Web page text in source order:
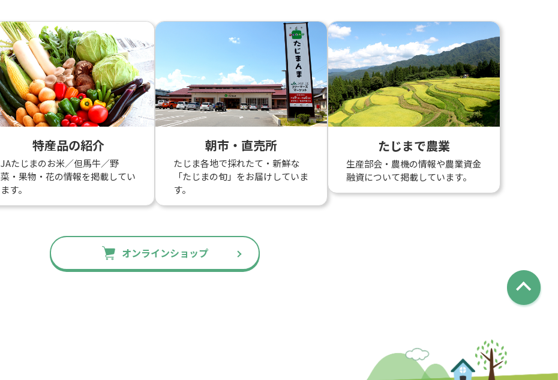
特産品の紹介
JAたじまのお米／但馬牛／野
菜・果物・花の情報を掲載してい
ます。
朝市・直売所
たじま各地で採れたて・新鮮な
「たじまの旬」をお届けしていま
す。
たじまで農業
生産部会・農機の情報や農業資金
融資について掲載しています。
オンラインショップ